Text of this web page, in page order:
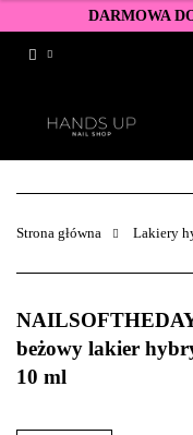
DARMOWA
Strona główna Lakiery
beżowy lakier
10 ml